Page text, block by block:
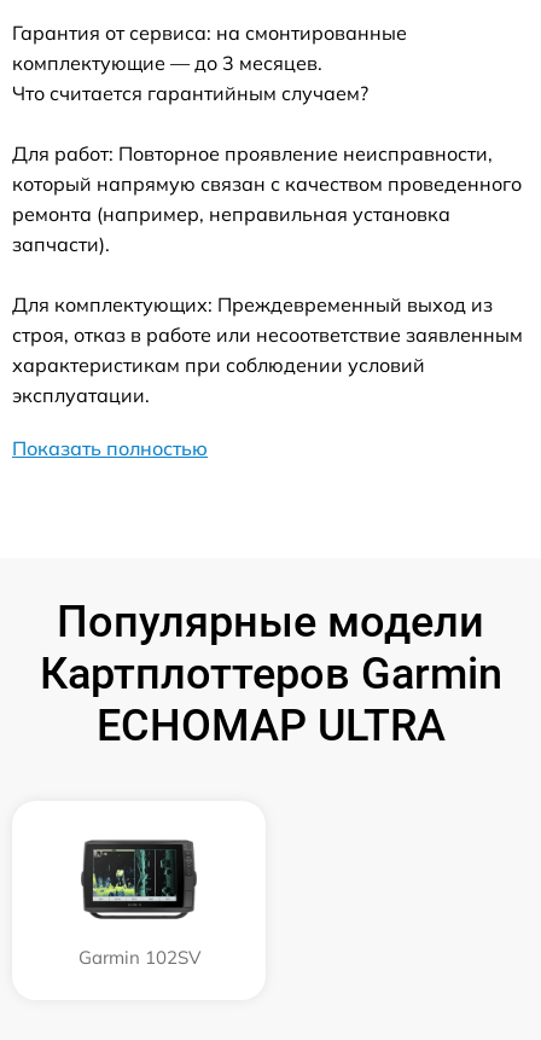
Гарантия от сервиса: на смонтированные
комплектующие — до 3 месяцев.
Что считается гарантийным случаем?
Для работ: Повторное проявление неисправности,
который напрямую связан с качеством проведенного
ремонта (например, неправильная установка
запчасти).
Для комплектующих: Преждевременный выход из
строя, отказ в работе или несоответствие заявленным
характеристикам при соблюдении условий
эксплуатации.
Показать полностью
Популярные модели
Картплоттеров Garmin
ECHOMAP ULTRA
Garmin 102SV